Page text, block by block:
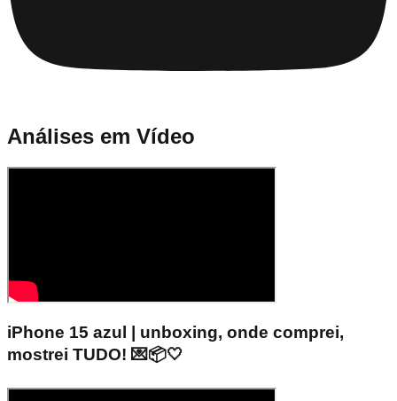
Análises em Vídeo
iPhone 15 azul | unboxing, onde comprei,
mostrei TUDO! 💌📦🤍